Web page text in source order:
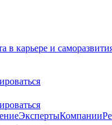
в карьере и
ЭкспертыКомпании